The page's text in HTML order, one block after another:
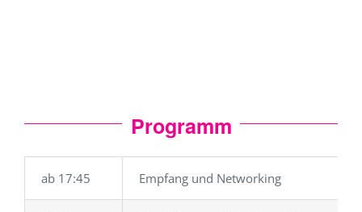
Programm
ab 17:45 Empfang und Networking